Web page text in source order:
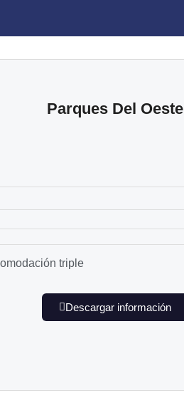
Parques Del Oeste
triple
Descargar información